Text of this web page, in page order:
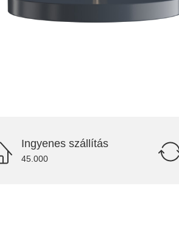
Ingyenes szállítás
45.000